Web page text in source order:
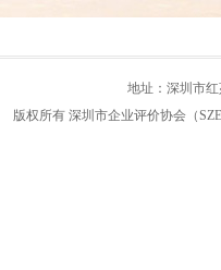
地址：深圳市红
版权所有 深圳市企业评价协会（